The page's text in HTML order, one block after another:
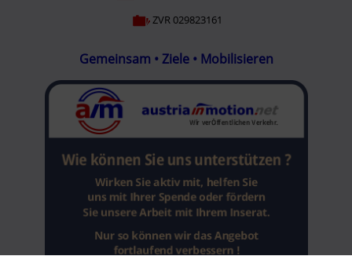
ZVR 029823161
Gemeinsam • Ziele • Mobilisieren